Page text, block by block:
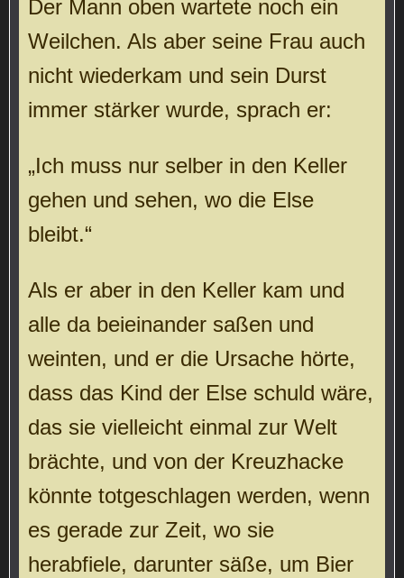
Der Mann oben wartete noch ein
Weilchen. Als aber seine Frau auch
nicht wiederkam und sein Durst
immer stärker wurde, sprach er:
„Ich muss nur selber in den Keller
gehen und sehen, wo die Else
bleibt.“
Als er aber in den Keller kam und
alle da beieinander saßen und
weinten, und er die Ursache hörte,
dass das Kind der Else schuld wäre,
das sie vielleicht einmal zur Welt
brächte, und von der Kreuzhacke
könnte totgeschlagen werden, wenn
es gerade zur Zeit, wo sie
herabfiele, darunter säße, um Bier